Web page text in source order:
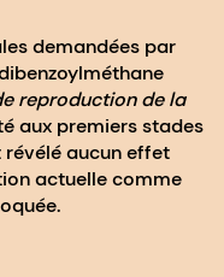
demandées par
reproduction de la
aux premiers stades
révéléaucun effet
actuellecomme
.